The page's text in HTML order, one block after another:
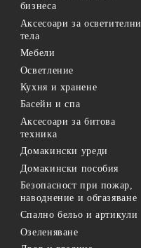
бизнеса
Аксесоари за осветителни
тела
Мебели
Осветление
Кухня и хранене
Басейн и спа
Аксесоари за битова
техника
Домакински уреди
Домакински пособия
Безопасност при пожар,
наводнение и обгазяване
Спално бельо и артикули
Озеленяване